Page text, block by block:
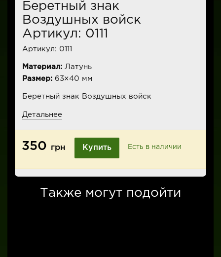
Беретный знак
Воздушных войск
Артикул: 0111
Артикул: 0111
Материал: Латунь
Размер: 63×40 мм
Беретный знак Воздушных войск
Детальнее
350 грн Купить Есть в наличии
Также могут подойти